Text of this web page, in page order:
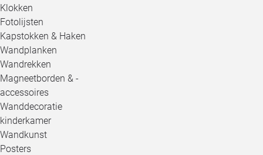
Klokken
Fotolijsten
Kapstokken & Haken
Wandplanken
Wandrekken
Magneetborden & -
accessoires
Wanddecoratie
kinderkamer
Wandkunst
Posters